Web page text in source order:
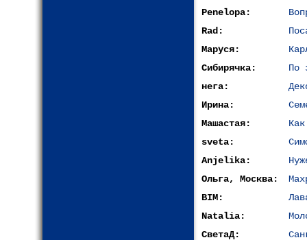
Penelopa:
Rad:
Маруся:
Сибирячка:
По
нега:
Ирина:
Машастая:
sveta:
Anjelika:
Ольга, Москва:
BIM:
Natalia:
СветаД: